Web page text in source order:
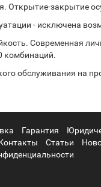
Открытие-закрытие
- исключена
Современная
комбинаций.
обслуживания на
Гарантия
Статьи